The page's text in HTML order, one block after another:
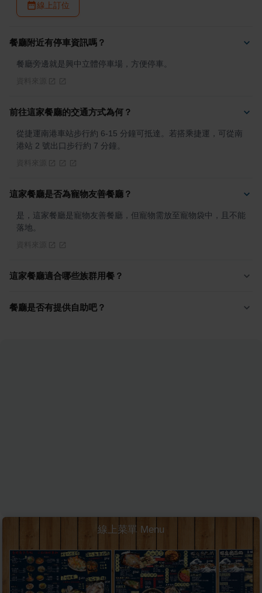
線上訂位
餐廳附近有停車資訊嗎？
餐廳旁邊就是興中立體停車場，方便停車。
前往這家餐廳的交通方式為何？
從捷運南港車站步行約 6-15 分鐘可抵達。若搭乘捷運，可從南
港站 2 號出口步行約 7 分鐘。
這家餐廳是否為寵物友善餐廳？
是，這家餐廳是寵物友善餐廳，但寵物需放至寵物袋中，且不能
落地。
這家餐廳適合哪些族群用餐？
餐廳是否有提供自助吧？
線上菜單 Menu